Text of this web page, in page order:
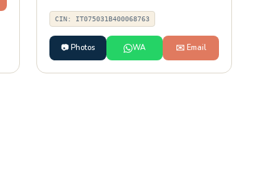
CIN: IT075031B400068763
📷 Photos WA ✉️ Email